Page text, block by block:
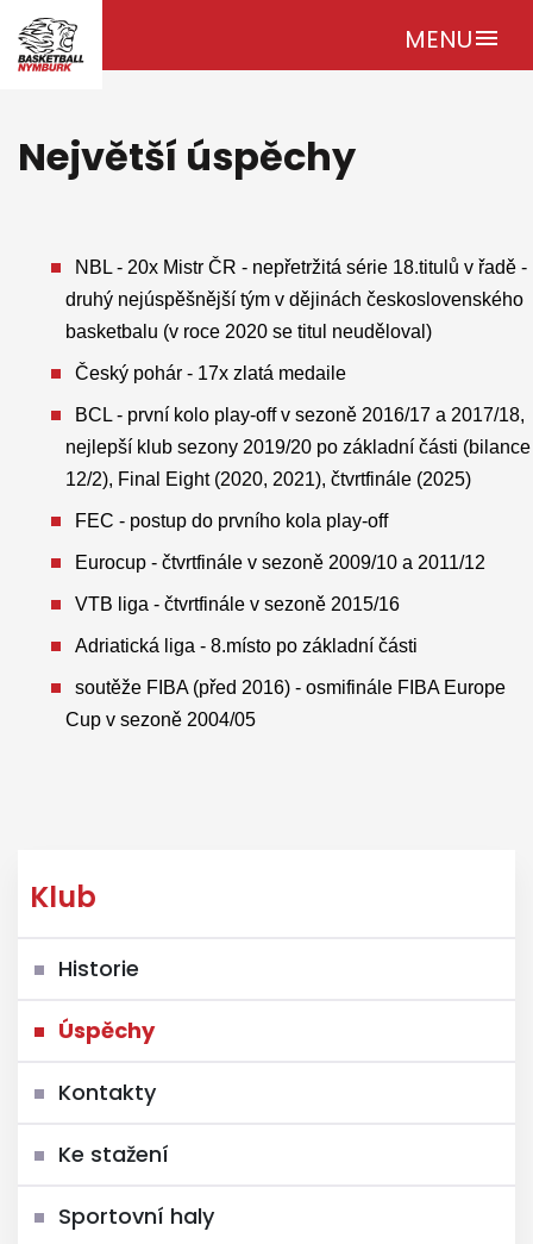
MENUmenu
Největší úspěchy
NBL - 20x Mistr ČR - nepřetržitá série 18.titulů v řadě -
druhý nejúspěšnější tým v dějinách československého
basketbalu (v roce 2020 se titul neuděloval)
Český pohár - 17x zlatá medaile
BCL - první kolo play-off v sezoně 2016/17 a 2017/18,
nejlepší klub sezony 2019/20 po základní části (bilance
12/2), Final Eight (2020, 2021), čtvrtfinále (2025)
FEC - postup do prvního kola play-off
Eurocup - čtvrtfinále v sezoně 2009/10 a 2011/12
VTB liga - čtvrtfinále v sezoně 2015/16
Adriatická liga - 8.místo po základní části
soutěže FIBA (před 2016) - osmifinále FIBA Europe
Cup v sezoně 2004/05
Klub
Historie
Úspěchy
Kontakty
Ke stažení
Sportovní haly